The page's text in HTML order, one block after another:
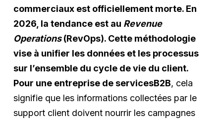
commerciaux est officiellement morte. En
2026, la tendance est au Revenue
Operations(RevOps). Cette méthodologie
vise à unifier les données et les processus
sur l’ensemble du cycle de vie du client.
Pour une entreprise de servicesB2B, cela
signifie que les informations collectées par le
support client doivent nourrir les campagnes